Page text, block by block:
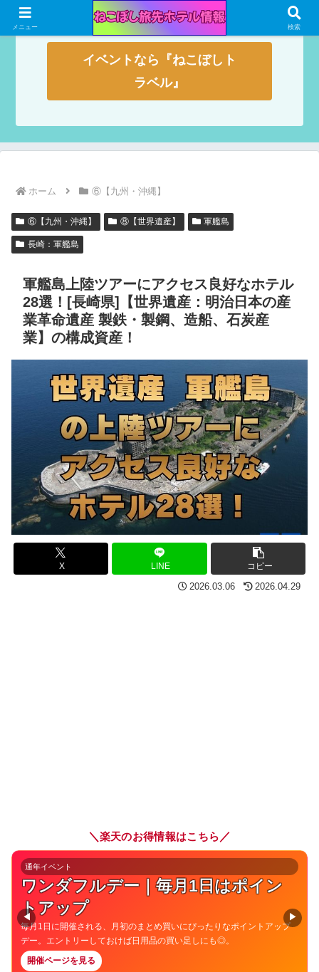
イベントなら『ねこぼしト
ラベル』
ホーム ⑥【九州・沖縄】
⑥【九州・沖縄】 ⑧【世界遺産】 軍艦島
長崎：軍艦島
軍艦島上陸ツアーにアクセス良好なホテル
28選！[長崎県]【世界遺産：明治日本の産
業革命遺産 製鉄・製鋼、造船、石炭産
業】の構成資産！
X LINE コピー
2026.03.06 2026.04.29
＼ 楽天のお得情報はこちら ／
通年イベント
ワンダフルデー｜毎月1日はポイン
トアップ
毎月1日に開催される、月初のまとめ買いにぴったりなポイントアップ
デー。エントリーしておけば日用品の買い足しにも◎。
開催ページを見る
◀ ▶
メニュー 検索